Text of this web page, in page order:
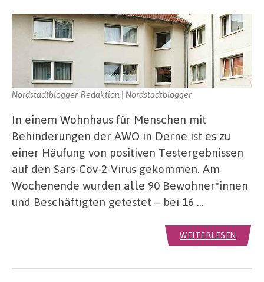
Nordstadtblogger-Redaktion | Nordstadtblogger
In einem Wohnhaus für Menschen mit
Behinderungen der AWO in Derne ist es zu
einer Häufung von positiven Testergebnissen
auf den Sars-Cov-2-Virus gekommen. Am
Wochenende wurden alle 90 Bewohner*innen
und Beschäftigten getestet – bei 16 …
WEITERLESEN